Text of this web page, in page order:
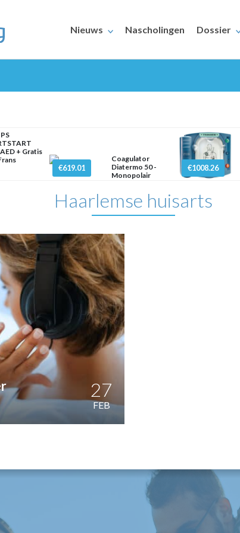
Nieuws Nascholingen Dossier
+ Gratis
€619.01
Coagulator
Diatermo 50 -
Monopolair
€1008.26
Haarlemse huisarts
27
FEB